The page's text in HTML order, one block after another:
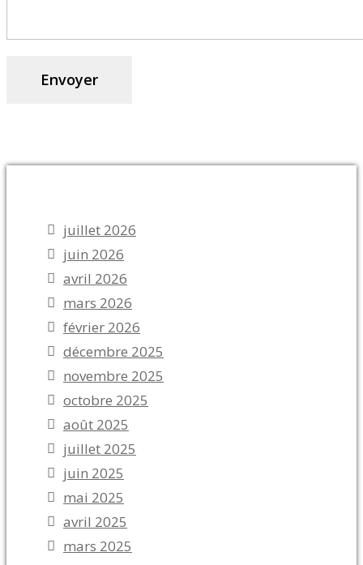
juillet 2026
juin 2026
avril 2026
mars 2026
février 2026
décembre 2025
novembre 2025
octobre 2025
août 2025
juillet 2025
juin 2025
mai 2025
avril 2025
mars 2025